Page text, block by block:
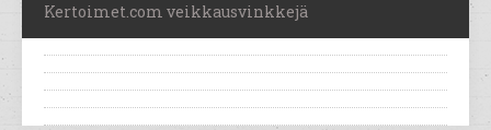
Kertoimet.com veikkausvinkkejä